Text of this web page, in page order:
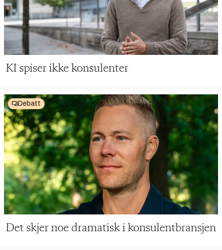
KI spiser ikke konsulenter
Debatt
Det skjer noe dramatisk i konsulentbransjen